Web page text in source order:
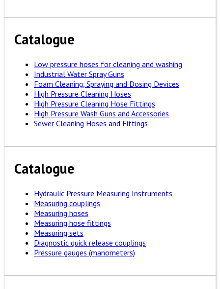
Catalogue
Low pressure hoses for cleaning and washing
Industrial Water Spray Guns
Foam Cleaning, Spraying and Dosing Devices
High Pressure Cleaning Hoses
High Pressure Cleaning Hose Fittings
High Pressure Wash Guns and Accessories
Sewer Cleaning Hoses and Fittings
Catalogue
Hydraulic Pressure Measuring Instruments
Measuring couplings
Measuring hoses
Measuring hose fittings
Measuring sets
Diagnostic quick release couplings
Pressure gauges (manometers)